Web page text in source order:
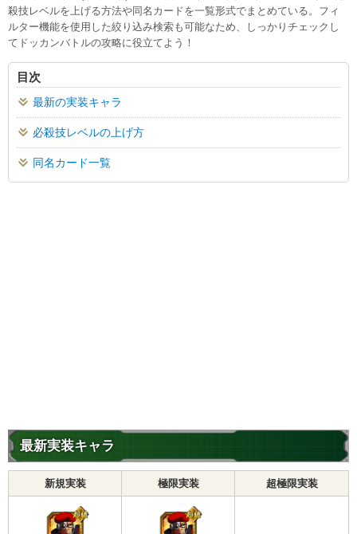
殺技レベルを上げる方法や同名カードを一覧形式でまとめている。フィ
ルター機能を使用した絞り込み検索も可能なため、しっかりチェックし
てドッカンバトルの攻略に役立てよう！
目次
最新の実装キャラ
必殺技レベルの上げ方
同名カード一覧
最新実装キャラ
新規実装 極限実装 超極限実装